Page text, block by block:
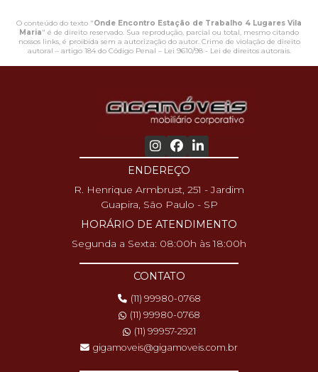
O conteúdo do texto "Onde Encontro Estação de Trabalho 4 Lugares Vila
Maria" é de direito reservado. Sua reprodução, parcial ou total, mesmo citando
nossos links, é proibida sem a autorização do autor. Crime de violação de direito
autoral – artigo 184 do Código Penal – Lei 9610/98 - Lei de direitos autorais.
ENDEREÇO
R. Henrique Armbrust, 251 - Jardim
Guapira, São Paulo - SP
HORÁRIO DE ATENDIMENTO
Segunda a Sexta: 08:00h às 18:00h
CONTATO
(11) 99980-0768
(11) 99980-0768
(11) 99957-2921
gigamoveis@gigamoveis.com.br